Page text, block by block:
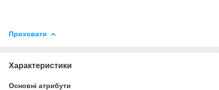
Приховати
Характеристики
Основні атрибути